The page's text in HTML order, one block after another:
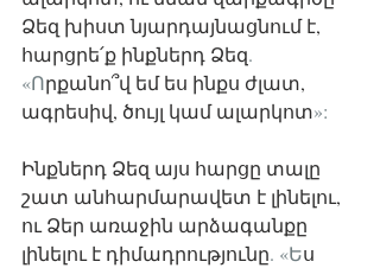
Ձեզ խիստ նյարդայնացնում է,
հարցրե՛ք ինքներդ Ձեզ.
«Որքանո՞վ եմ ես ինքս ժլատ,
ագրեսիվ, ծույլ կամ ալարկոտ»:
Ինքներդ Ձեզ այս հարցը տալը
շատ անհարմարավետ է լինելու,
ու Ձեր առաջին արձագանքը
լինելու է դիմադրությունը. «Ես